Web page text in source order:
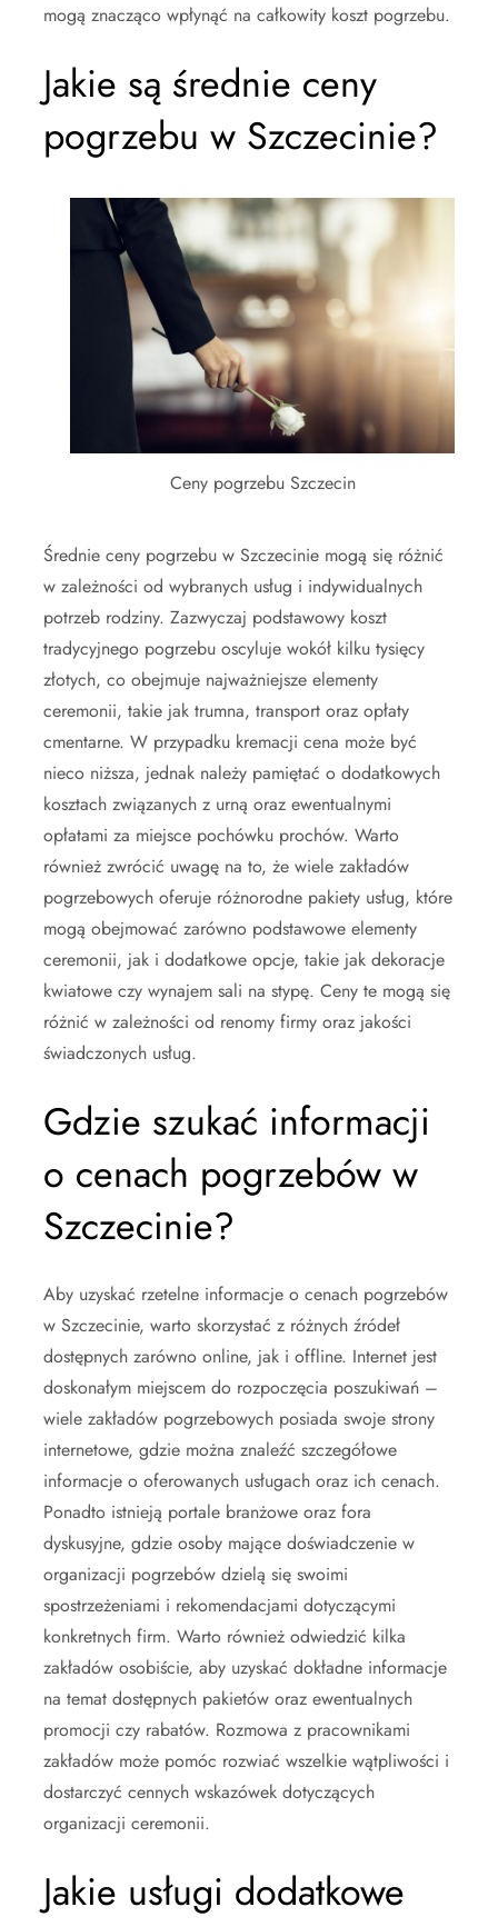
mogą znacząco wpłynąć na całkowity koszt pogrzebu.
Jakie są średnie ceny
pogrzebu w Szczecinie?
Ceny pogrzebu Szczecin
Średnie ceny pogrzebu w Szczecinie mogą się różnić
w zależności od wybranych usług i indywidualnych
potrzeb rodziny. Zazwyczaj podstawowy koszt
tradycyjnego pogrzebu oscyluje wokół kilku tysięcy
złotych, co obejmuje najważniejsze elementy
ceremonii, takie jak trumna, transport oraz opłaty
cmentarne. W przypadku kremacji cena może być
nieco niższa, jednak należy pamiętać o dodatkowych
kosztach związanych z urną oraz ewentualnymi
opłatami za miejsce pochówku prochów. Warto
również zwrócić uwagę na to, że wiele zakładów
pogrzebowych oferuje różnorodne pakiety usług, które
mogą obejmować zarówno podstawowe elementy
ceremonii, jak i dodatkowe opcje, takie jak dekoracje
kwiatowe czy wynajem sali na stypę. Ceny te mogą się
różnić w zależności od renomy firmy oraz jakości
świadczonych usług.
Gdzie szukać informacji
o cenach pogrzebów w
Szczecinie?
Aby uzyskać rzetelne informacje o cenach pogrzebów
w Szczecinie, warto skorzystać z różnych źródeł
dostępnych zarówno online, jak i offline. Internet jest
doskonałym miejscem do rozpoczęcia poszukiwań –
wiele zakładów pogrzebowych posiada swoje strony
internetowe, gdzie można znaleźć szczegółowe
informacje o oferowanych usługach oraz ich cenach.
Ponadto istnieją portale branżowe oraz fora
dyskusyjne, gdzie osoby mające doświadczenie w
organizacji pogrzebów dzielą się swoimi
spostrzeżeniami i rekomendacjami dotyczącymi
konkretnych firm. Warto również odwiedzić kilka
zakładów osobiście, aby uzyskać dokładne informacje
na temat dostępnych pakietów oraz ewentualnych
promocji czy rabatów. Rozmowa z pracownikami
zakładów może pomóc rozwiać wszelkie wątpliwości i
dostarczyć cennych wskazówek dotyczących
organizacji ceremonii.
Jakie usługi dodatkowe